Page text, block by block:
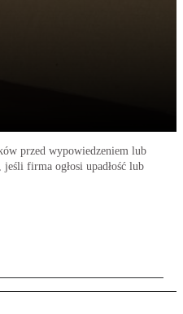
przed wypowiedzeniem lub
firma ogłosi upadłość lub